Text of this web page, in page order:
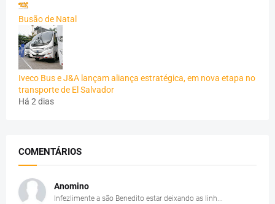
Busão de Natal
Iveco Bus e J&A lançam aliança estratégica, em nova etapa no
transporte de El Salvador
Há 2 dias
COMENTÁRIOS
Anomino
Infezlimente a são Benedito estar deixando as linh...